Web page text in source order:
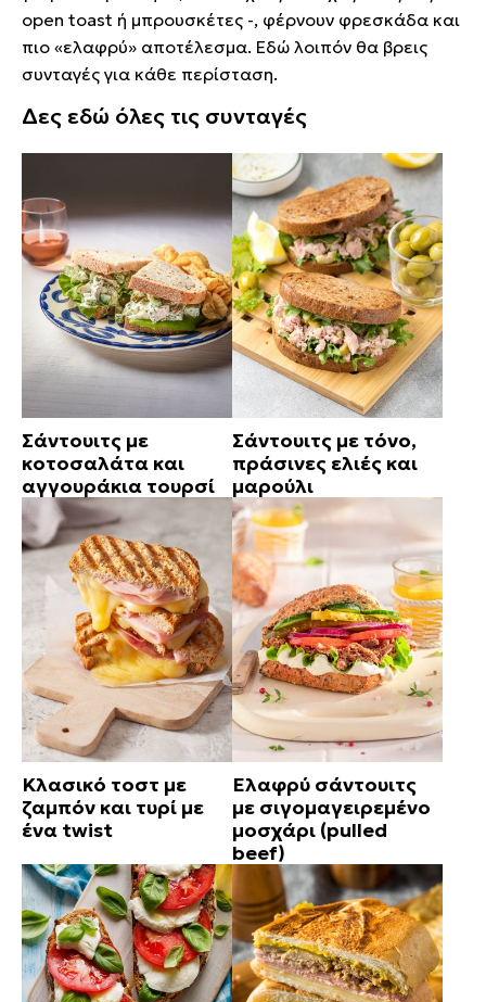
open toast ή μπρουσκέτες -, φέρνουν φρεσκάδα και
πιο «ελαφρύ» αποτέλεσμα. Εδώ λοιπόν θα βρεις
συνταγές για κάθε περίσταση.
Δες εδώ όλες τις συνταγές
Σάντουιτς με
κοτοσαλάτα και
αγγουράκια τουρσί
Σάντουιτς με τόνο,
πράσινες ελιές και
μαρούλι
Κλασικό τοστ με
ζαμπόν και τυρί με
ένα twist
Ελαφρύ σάντουιτς
με σιγομαγειρεμένο
μοσχάρι (pulled
beef)